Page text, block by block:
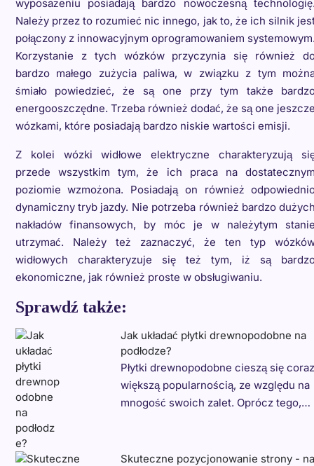
wyposażeniu posiadają bardzo nowoczesną
Należy przez to rozumieć nic innego, jak to, że ich silnik
połączony z innowacyjnym oprogramowaniem
Korzystanie z tych wózków przyczynia się również
bardzo małego zużycia paliwa, w związku z tym
śmiało powiedzieć, że są one przy tym także
energooszczędne. Trzeba również dodać, że są one
wózkami, które posiadają bardzo niskie wartości emisji.
Z kolei wózki widłowe elektryczne charakteryzują
przede wszystkim tym, że ich praca na
poziomie wzmożona. Posiadają on również
dynamiczny tryb jazdy. Nie potrzeba również bardzo
nakładów finansowych, by móc je w należytym
utrzymać. Należy też zaznaczyć, że ten typ
widłowych charakteryzuje się też tym, iż są
ekonomiczne, jak również proste w obsługiwaniu.
Sprawdź także:
Jak układać płytki drewnopodobne na
podłodze?
Płytki drewnopodobne cieszą się coraz
większą popularnością, ze względu na
mnogość swoich zalet. Oprócz tego,…
Skuteczne pozycjonowanie strony - na